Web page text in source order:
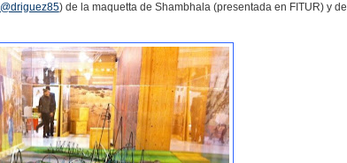
@driguez85) de la maquetta de Shambhala (presentada en FITUR) y del